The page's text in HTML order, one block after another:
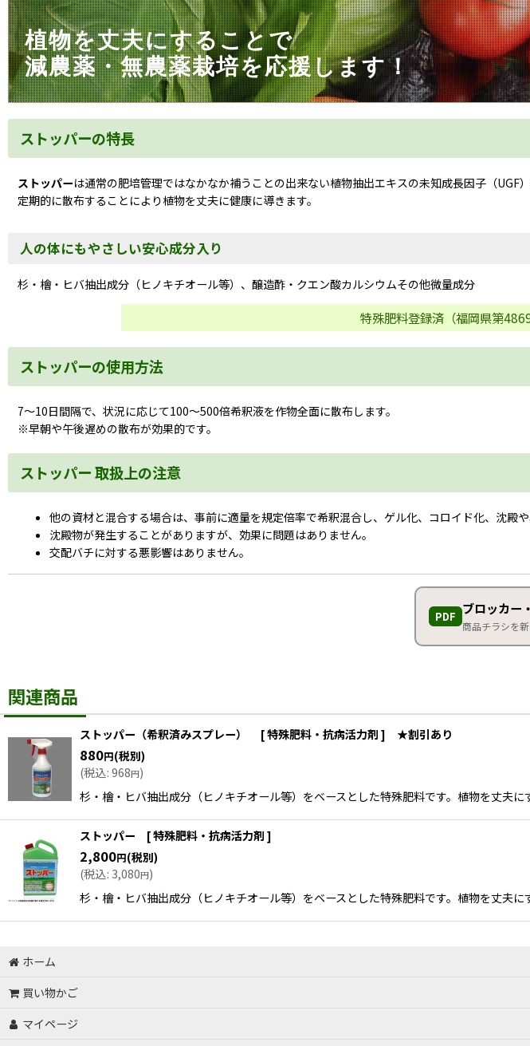
植物を丈夫にすることで
減農薬・無農薬栽培を応援します！
ストッパーの特長
ストッパーは通常の肥培管理ではなかなか補うことの出来ない植物抽出エキスの未知成長因子（UGF
定期的に散布することにより植物を丈夫に健康に導きます。
人の体にもやさしい安心成分入り
杉・檜・ヒバ抽出成分（ヒノキチオール等）、醸造酢・クエン酸カルシウムその他微量成分
特殊肥料登録済（福岡県第
ストッパーの使用方法
7〜10日間隔で、状況に応じて100〜500倍希釈液を作物全面に散布します。
※早朝や午後遅めの散布が効果的です。
ストッパー 取扱上の注意
他の資材と混合する場合は、事前に適量を規定倍率で希釈混合し、ゲル化、コロイド化、沈殿
沈殿物が発生することがありますが、効果に問題はありません。
交配バチに対する悪影響はありません。
PDF ブロッカー
商品チラシを
関連商品
ストッパー（希釈済みスプレー） [ 特殊肥料・抗病活力剤 ] ★割引あり
880円(税別)
(税込: 968円)
杉・檜・ヒバ抽出成分（ヒノキチオール等）をベースとした特殊肥料です。植物を丈夫
ストッパー [ 特殊肥料・抗病活力剤 ]
2,800円(税別)
(税込: 3,080円)
杉・檜・ヒバ抽出成分（ヒノキチオール等）をベースとした特殊肥料です。植物を丈夫
ホーム
買い物かご
マイページ